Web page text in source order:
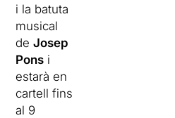
i la batuta
musical
deJosep
Pons i
estarà en
cartell fins
al 9